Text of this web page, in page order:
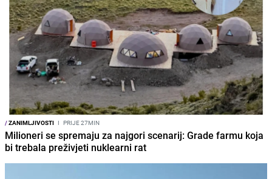
/ZANIMLJIVOSTI I PRIJE 27MIN
Milioneri se spremaju za najgori scenarij: Grade farmu koja
bi trebala preživjeti nuklearni rat